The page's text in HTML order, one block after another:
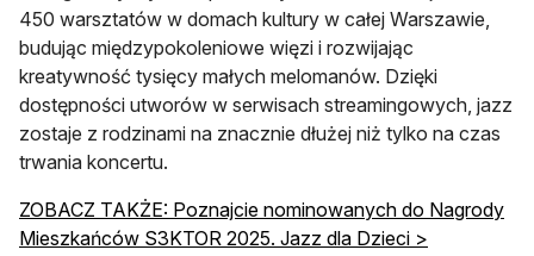
450 warsztatów w domach kultury w całej Warszawie,
budując międzypokoleniowe więzi i rozwijając
kreatywność tysięcy małych melomanów. Dzięki
dostępności utworów w serwisach streamingowych, jazz
zostaje z rodzinami na znacznie dłużej niż tylko na czas
trwania koncertu.
ZOBACZ TAKŻE: Poznajcie nominowanych do Nagrody
Mieszkańców S3KTOR 2025. Jazz dla Dzieci >